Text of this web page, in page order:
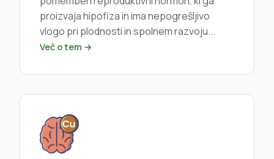
proizvaja hipofiza in ima nepogrešljivo
vlogo pri plodnosti in spolnem razvoju...
Več o tem →